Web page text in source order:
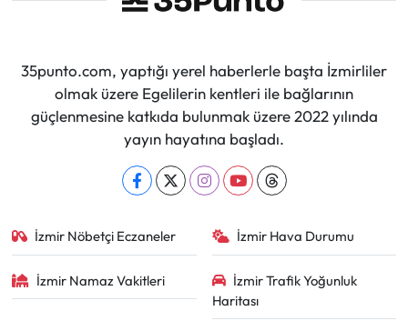
35punto.com, yaptığı yerel haberlerle başta İzmirliler
olmak üzere Egelilerin kentleri ile bağlarının
güçlenmesine katkıda bulunmak üzere 2022 yılında
yayın hayatına başladı.
İzmir Nöbetçi Eczaneler İzmir Hava Durumu
İzmir Namaz Vakitleri
İzmir Trafik Yoğunluk
Haritası